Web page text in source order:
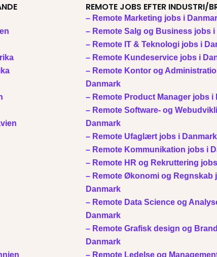
REMOTE JOBS EFTER INDUSTRI/
– Remote Marketing jobs i
– Remote Salg og Business jobs i
– Remote IT & Teknologi jobs i
– Remote Kundeservice jobs i
– Remote Kontor og
Danmark
– Remote Product Manager jobs i
– Remote Software- og
Danmark
– Remote Ufaglært jobs i Danmark
– Remote Kommunikation jobs i
– Remote HR og Rekruttering
– Remote Økonomi og Regnskab
Danmark
– Remote Data Science og
Danmark
– Remote Grafisk design og
Danmark
– Remote Ledelse og